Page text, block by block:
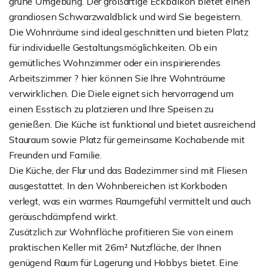
grandiosen Schwarzwaldblick und wird Sie begeistern.
Die Wohnräume sind ideal geschnitten und bieten Platz
für individuelle Gestaltungsmöglichkeiten. Ob ein
gemütliches Wohnzimmer oder ein inspirierendes
Arbeitszimmer ? hier können Sie Ihre Wohnträume
verwirklichen. Die Diele eignet sich hervorragend um
einen Esstisch zu platzieren und Ihre Speisen zu
genießen. Die Küche ist funktional und bietet ausreichend
Stauraum sowie Platz für gemeinsame Kochabende mit
Freunden und Familie.
Die Küche, der Flur und das Badezimmer sind mit Fliesen
ausgestattet. In den Wohnbereichen ist Korkboden
verlegt, was ein warmes Raumgefühl vermittelt und auch
geräuschdämpfend wirkt.
Zusätzlich zur Wohnfläche profitieren Sie von einem
praktischen Keller mit 26m² Nutzfläche, der Ihnen
genügend Raum für Lagerung und Hobbys bietet. Eine